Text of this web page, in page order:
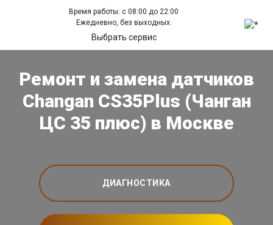
Время работы: с 08:00 до 22:00
Ежедневно, без выходных.
Выбрать сервис
Ремонт и замена датчиков
Changan CS35Plus (Чанган
ЦС 35 плюс) в Москве
ДИАГНОСТИКА